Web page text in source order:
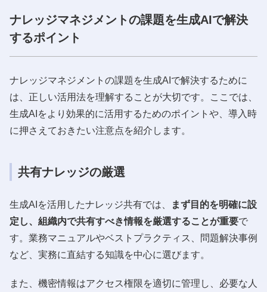
ナレッジマネジメントの課題を生成AIで解決
するポイント
ナレッジマネジメントの課題を生成AIで解決するために
は、正しい活用法を理解することが大切です。ここでは、
生成AIをより効果的に活用するためのポイントや、導入時
に押さえておきたい注意点を紹介します。
共有ナレッジの厳選
生成AIを活用したナレッジ共有では、
まず目的を明確に設
定し、組織内で共有すべき情報を厳選することが重要で
す。業務マニュアルやベストプラクティス、問題解決事例
など、実務に直結する知識を中心に選びます。
また、機密情報はアクセス権限を適切に管理し、必要な人